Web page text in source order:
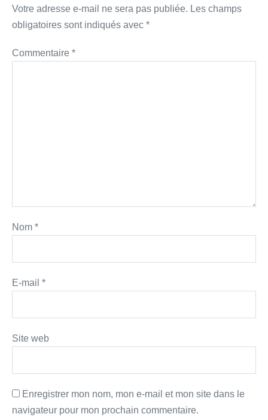
Votre adresse e-mail ne sera pas publiée. Les champs
obligatoires sont indiqués avec *
Commentaire *
Nom *
E-mail *
Site web
Enregistrer mon nom, mon e-mail et mon site dans le
navigateur pour mon prochain commentaire.